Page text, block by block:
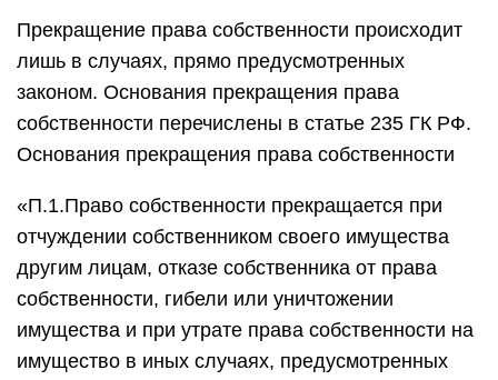
Прекращение права собственности происходит
лишь в случаях, прямо предусмотренных
законом. Основания прекращения права
собственности перечислены в статье 235 ГК РФ.
Основания прекращения права собственности
«П.1.Право собственности прекращается при
отчуждении собственником своего имущества
другим лицам, отказе собственника от права
собственности, гибели или уничтожении
имущества и при утрате права собственности на
имущество в иных случаях, предусмотренных